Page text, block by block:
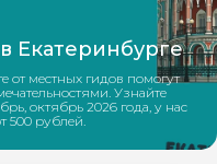
Екатеринбурге
местных гидов помогут
Узнайте
октябрь 2026 года, у нас
500 рублей.